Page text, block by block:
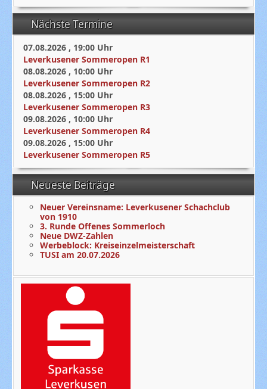
Nächste Termine
07.08.2026 , 19:00 Uhr
Leverkusener Sommeropen R1
08.08.2026 , 10:00 Uhr
Leverkusener Sommeropen R2
08.08.2026 , 15:00 Uhr
Leverkusener Sommeropen R3
09.08.2026 , 10:00 Uhr
Leverkusener Sommeropen R4
09.08.2026 , 15:00 Uhr
Leverkusener Sommeropen R5
Neueste Beiträge
Neuer Vereinsname: Leverkusener Schachclub
von 1910
3. Runde Offenes Sommerloch
Neue DWZ-Zahlen
Werbeblock: Kreiseinzelmeisterschaft
TUSI am 20.07.2026